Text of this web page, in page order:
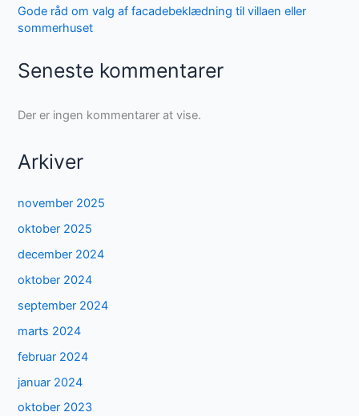
Gode råd om valg af facadebeklædning til villaen eller
sommerhuset
Seneste kommentarer
Der er ingen kommentarer at vise.
Arkiver
november 2025
oktober 2025
december 2024
oktober 2024
september 2024
marts 2024
februar 2024
januar 2024
oktober 2023